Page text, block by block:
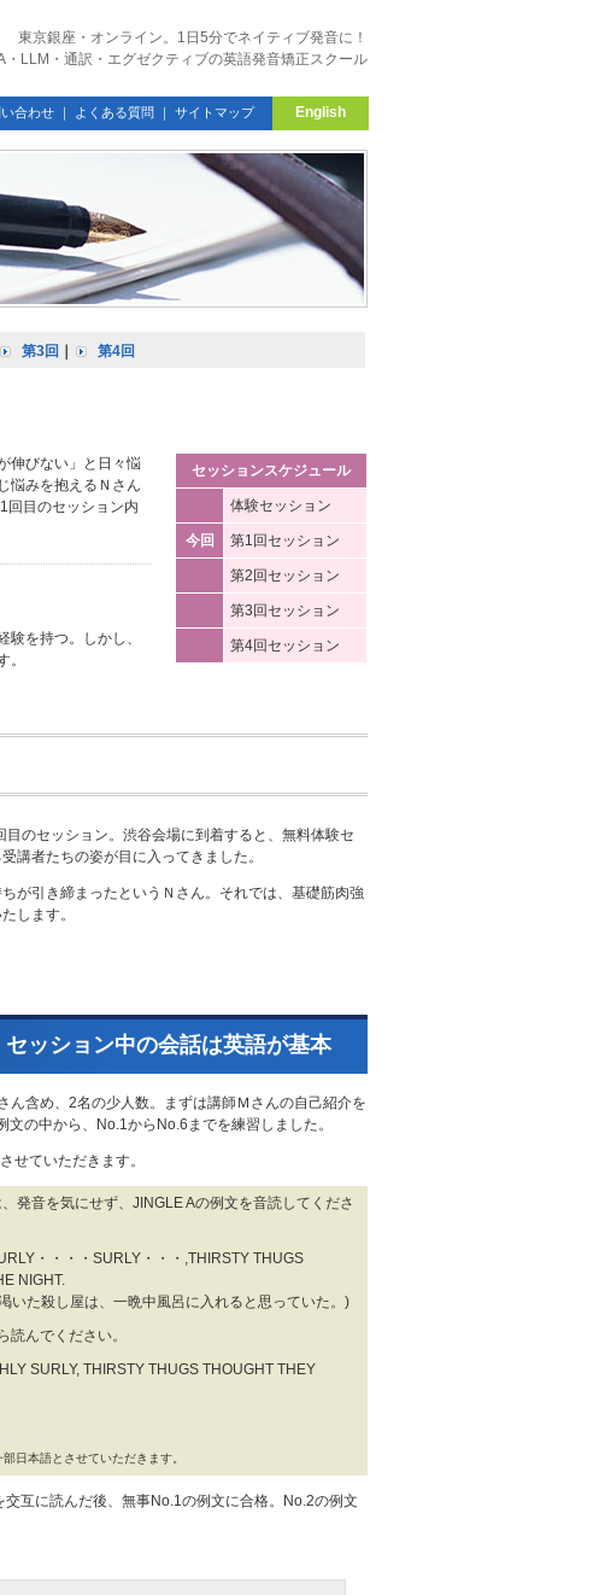
東京銀座・オンライン。1日5分でネイティブ発音に！
・LLM・通訳・エグゼクティブの英語発音矯正スクール
合わせ ｜ よくある質問 ｜ サイトマップ English
第3回 第4回
伸びない」と日々悩
悩みを抱えるＮさん
回目のセッション内
を持つ。しかし、
。
セッションスケジュール
体験セッション
今回 第1回セッション
第2回セッション
第3回セッション
第4回セッション
のセッション。渋谷会場に到着すると、無料体験セ
講者たちの姿が目に入ってきました。
が引き締まったというＮさん。それでは、基礎筋肉強
します。
ッション中の会話は英語が基本
含め、2名の少人数。まずは講師Ｍさんの自己紹介を
の中から、No.1からNo.6までを練習しました。
せていただきます。
発音を気にせず、JINGLE Aの例文を音読してくださ
・・・・SURLY・・・,THIRSTY THUGS
NIGHT.
いた殺し屋は、一晩中風呂に入れると思っていた。)
読んでください。
SURLY, THIRSTY THUGS THOUGHT THEY
日本語とさせていただきます。
互に読んだ後、無事No.1の例文に合格。No.2の例文